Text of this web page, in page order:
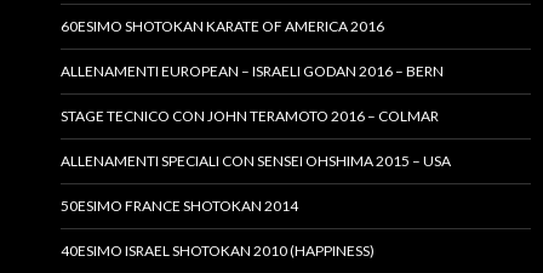
60ESIMO SHOTOKAN KARATE OF AMERICA 2016
ALLENAMENTI EUROPEAN – ISRAELI GODAN 2016 – BERN
STAGE TECNICO CON JOHN TERAMOTO 2016 – COLMAR
ALLENAMENTI SPECIALI CON SENSEI OHSHIMA 2015 – USA
50ESIMO FRANCE SHOTOKAN 2014
40ESIMO ISRAEL SHOTOKAN 2010 (HAPPINESS)